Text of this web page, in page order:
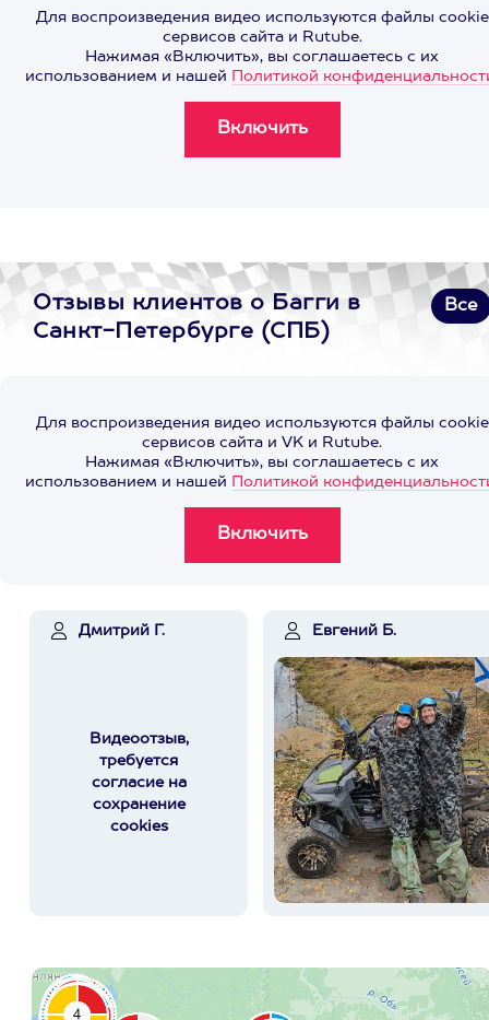
Для воспроизведения видео используются файлы cookie
сервисов сайта и Rutube.
Нажимая «Включить», вы соглашаетесь с их
использованием и нашей Политикой
Отзывы клиентов о Багги в
Санкт-Петербурге (СПБ)
Все
Для воспроизведения видео используются файлы cookie
сервисов сайта и VK и Rutube.
Нажимая «Включить», вы соглашаетесь с их
использованием и нашей Политикой
Дмитрий Г.
Видеоотзыв,
требуется
согласие на
сохранение
cookies
Евгений Б.